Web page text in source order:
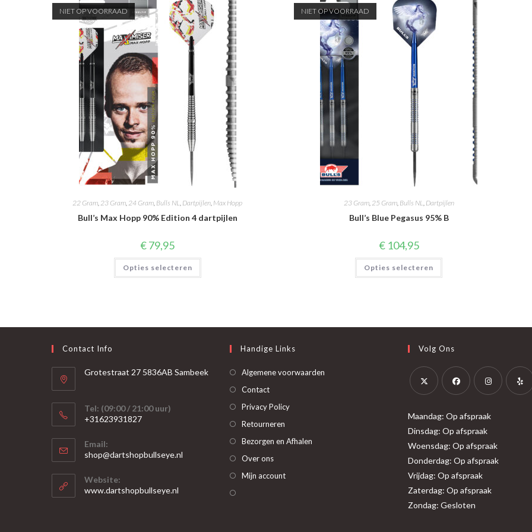
NIET OP VOORRAAD
22 Gram,23 Gram,24 Gram, Bulls NL, Dartpijlen, Max Hopp
Bull’s Max Hopp 90% Edition 4 dartpijlen
€79,95
Opties selecteren
Dit
heeft
gekozen
NIET OP VOORRAAD
23 Gram,25 Gram, Bulls NL, Dartpijlen
Bull’s Blue Pegasus 95% B
€104,95
Opties selecteren
Dit
heeft
gekozen
op
de
Contact Info
Grotestraat 27 5836AB Sambeek
Tel: (09:00 / 21:00 uur)
+31623931827
in
je
toepassing
Email:
shop@dartshopbullseye.nl
Website:
www.dartshopbullseye.nl
Handige Links
Algemene voorwaarden
Contact
Privacy Policy
Retourneren
Bezorgen en Afhalen
Over ons
Mijn account
Volg Ons
in
een
nieuwe
tab
in
een
nieuwe
tab
in
een
nieuwe
tab
Maandag: Op afspraak
Dinsdag: Op afspraak
Woensdag: Op afspraak
Donderdag: Op afspraak
Vrijdag: Op afspraak
Zaterdag: Op afspraak
Zondag: Gesloten